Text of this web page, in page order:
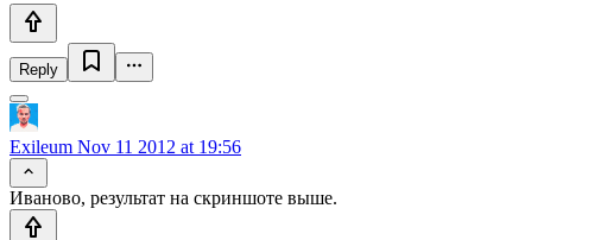
Reply
Exileum Nov 11 2012 at 19:56
Иваново, результат на скриншоте выше.